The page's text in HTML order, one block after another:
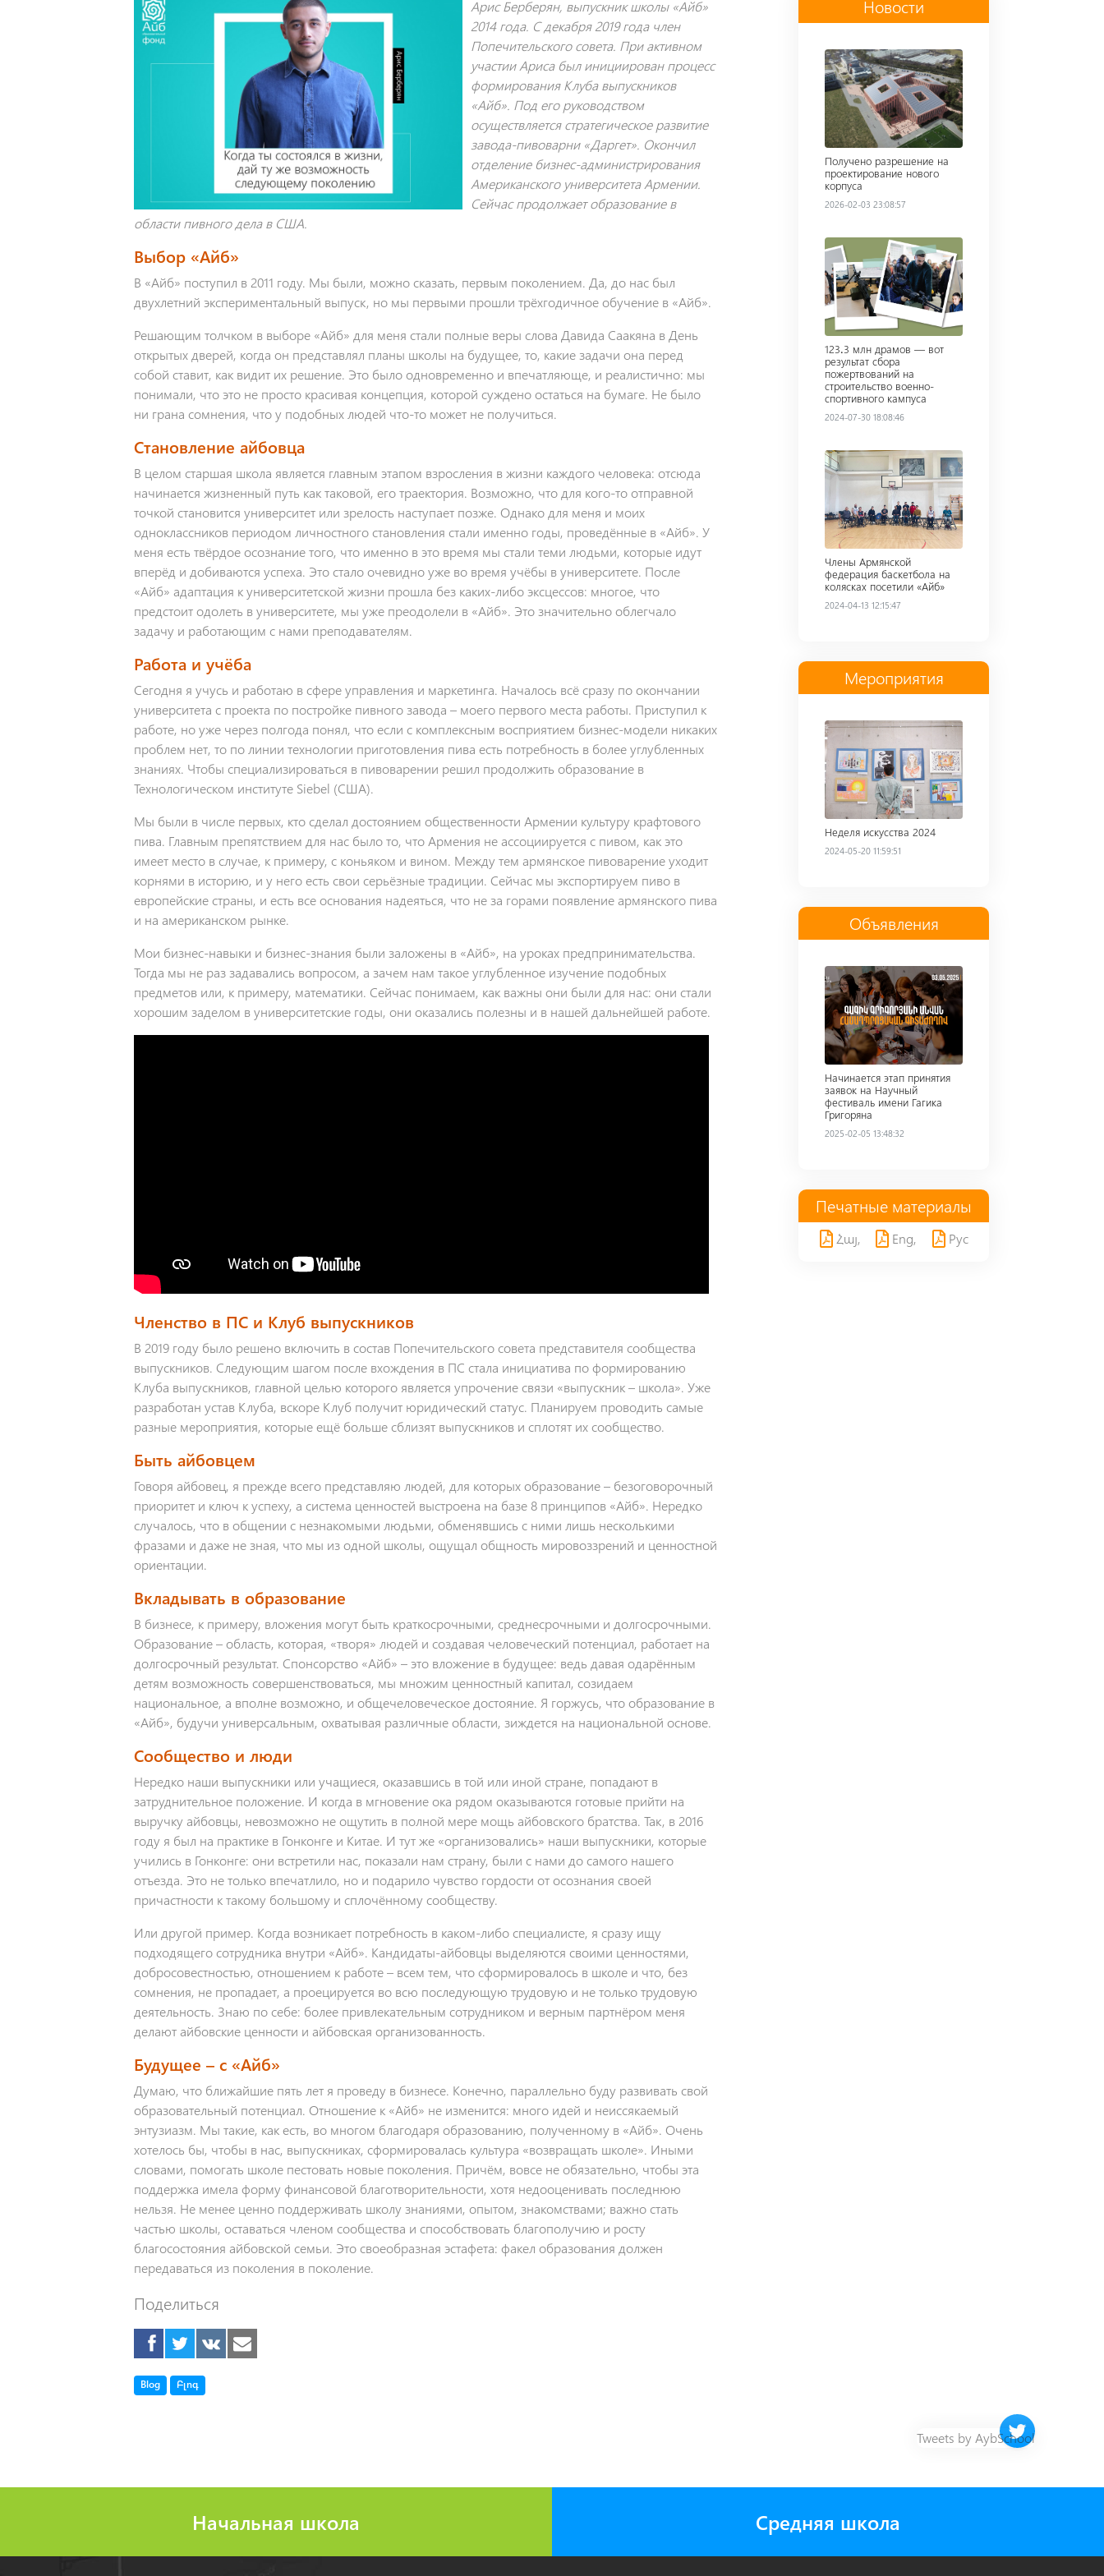
Арис Берберян, выпускник школы «Айб»
2014 года. С декабря 2019 года член
Попечительского совета. При активном
участии Ариса был инициирован процесс
формирования Клуба выпускников
«Айб». Под его руководством
осуществляется стратегическое развитие
завода-пивоварни «Даргет». Окончил
отделение бизнес-администрирования
Американского университета Армении.
Сейчас продолжает образование в
области пивного дела в США.
Выбор «Айб»
В «Айб» поступил в 2011 году. Мы были, можно сказать, первым поколением. Да, до нас был
двухлетний экспериментальный выпуск, но мы первыми прошли трёхгодичное обучение в «Айб».
Решающим толчком в выборе «Айб» для меня стали полные веры слова Давида Саакяна в День
открытых дверей, когда он представлял планы школы на будущее, то, какие задачи она перед
собой ставит, как видит их решение. Это было одновременно и впечатляюще, и реалистично: мы
понимали, что это не просто красивая концепция, которой суждено остаться на бумаге. Не было
ни грана сомнения, что у подобных людей что-то может не получиться.
Становление айбовца
В целом старшая школа является главным этапом взросления в жизни каждого человека: отсюда
начинается жизненный путь как таковой, его траектория. Возможно, что для кого-то отправной
точкой становится университет или зрелость наступает позже. Однако для меня и моих
одноклассников периодом личностного становления стали именно годы, проведённые в «Айб». У
меня есть твёрдое осознание того, что именно в это время мы стали теми людьми, которые идут
вперёд и добиваются успеха. Это стало очевидно уже во время учёбы в университете. После
«Айб» адаптация к университетской жизни прошла без каких-либо эксцессов: многое, что
предстоит одолеть в университете, мы уже преодолели в «Айб». Это значительно облегчало
задачу и работающим с нами преподавателям.
Работа и учёба
Сегодня я учусь и работаю в сфере управления и маркетинга. Началось всё сразу по окончании
университета с проекта по постройке пивного завода – моего первого места работы. Приступил к
работе, но уже через полгода понял, что если с комплексным восприятием бизнес-модели никаких
проблем нет, то по линии технологии приготовления пива есть потребность в более углубленных
знаниях. Чтобы специализироваться в пивоварении решил продолжить образование в
Технологическом институте Siebel (США).
Мы были в числе первых, кто сделал достоянием общественности Армении культуру крафтового
пива. Главным препятствием для нас было то, что Армения не ассоциируется с пивом, как это
имеет место в случае, к примеру, с коньяком и вином. Между тем армянское пивоварение уходит
корнями в историю, и у него есть свои серьёзные традиции. Сейчас мы экспортируем пиво в
европейские страны, и есть все основания надеяться, что не за горами появление армянского пива
и на американском рынке.
Мои бизнес-навыки и бизнес-знания были заложены в «Айб», на уроках предпринимательства.
Тогда мы не раз задавались вопросом, а зачем нам такое углубленное изучение подобных
предметов или, к примеру, математики. Сейчас понимаем, как важны они были для нас: они стали
хорошим заделом в университетские годы, они оказались полезны и в нашей дальнейшей работе.
Членство в ПС и Клуб выпускников
В 2019 году было решено включить в состав Попечительского совета представителя сообщества
выпускников. Следующим шагом после вхождения в ПС стала инициатива по формированию
Клуба выпускников, главной целью которого является упрочение связи «выпускник – школа». Уже
разработан устав Клуба, вскоре Клуб получит юридический статус. Планируем проводить самые
разные мероприятия, которые ещё больше сблизят выпускников и сплотят их сообщество.
Быть айбовцем
Говоря айбовец, я прежде всего представляю людей, для которых образование – безоговорочный
приоритет и ключ к успеху, а система ценностей выстроена на базе 8 принципов «Айб». Нередко
случалось, что в общении с незнакомыми людьми, обменявшись с ними лишь несколькими
фразами и даже не зная, что мы из одной школы, ощущал общность мировоззрений и ценностной
ориентации.
Вкладывать в образование
В бизнесе, к примеру, вложения могут быть краткосрочными, среднесрочными и долгосрочными.
Образование – область, которая, «творя» людей и создавая человеческий потенциал, работает на
долгосрочный результат. Спонсорство «Айб» – это вложение в будущее: ведь давая одарённым
детям возможность совершенствоваться, мы множим ценностный капитал, созидаем
национальное, а вполне возможно, и общечеловеческое достояние. Я горжусь, что образование в
«Айб», будучи универсальным, охватывая различные области, зиждется на национальной основе.
Сообщество и люди
Нередко наши выпускники или учащиеся, оказавшись в той или иной стране, попадают в
затруднительное положение. И когда в мгновение ока рядом оказываются готовые прийти на
выручку айбовцы, невозможно не ощутить в полной мере мощь айбовского братства. Так, в 2016
году я был на практике в Гонконге и Китае. И тут же «организовались» наши выпускники, которые
учились в Гонконге: они встретили нас, показали нам страну, были с нами до самого нашего
отъезда. Это не только впечатлило, но и подарило чувство гордости от осознания своей
причастности к такому большому и сплочённому сообществу.
Или другой пример. Когда возникает потребность в каком-либо специалисте, я сразу ищу
подходящего сотрудника внутри «Айб». Кандидаты-айбовцы выделяются своими ценностями,
добросовестностью, отношением к работе – всем тем, что сформировалось в школе и что, без
сомнения, не пропадает, а проецируется во всю последующую трудовую и не только трудовую
деятельность. Знаю по себе: более привлекательным сотрудником и верным партнёром меня
делают айбовские ценности и айбовская организованность.
Будущее – с «Айб»
Думаю, что ближайшие пять лет я проведу в бизнесе. Конечно, параллельно буду развивать свой
образовательный потенциал. Отношение к «Айб» не изменится: много идей и неиссякаемый
энтузиазм. Мы такие, как есть, во многом благодаря образованию, полученному в «Айб». Очень
хотелось бы, чтобы в нас, выпускниках, сформировалась культура «возвращать школе». Иными
словами, помогать школе пестовать новые поколения. Причём, вовсе не обязательно, чтобы эта
поддержка имела форму финансовой благотворительности, хотя недооценивать последнюю
нельзя. Не менее ценно поддерживать школу знаниями, опытом, знакомствами; важно стать
частью школы, оставаться членом сообщества и способствовать благополучию и росту
благосостояния айбовской семьи. Это своеобразная эстафета: факел образования должен
передаваться из поколения в поколение.
Поделиться
TagBlog TagԲլոգ
Новости
Read more
Получено разрешение на
проектирование нового
корпуса
2026-02-03 23:08:57
Read more
123․3 млн драмов — вот
результат сбора
пожертвований на
строительство военно-
спортивного кампуса
2024-07-30 18:08:46
Read more
Члены Армянской
федерация баскетбола на
колясках посетили «Айб»
2024-04-13 12:15:47
Мероприятия
Read more
Неделя искусства 2024
2024-05-20 11:59:51
Объявления
Read more
Начинается этап принятия
заявок на Научный
фестиваль имени Гагика
Григоряна
2025-02-05 13:48:32
Печатные материалы
Հայ, Eng, Рус
Twitter timeline
Tweets by AybSchool
Начальная школа Средняя школа